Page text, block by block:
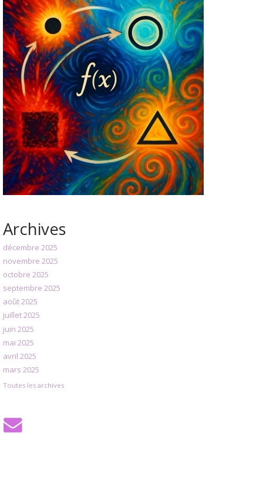
Archives
décembre 2025
novembre 2025
octobre 2025
septembre 2025
août 2025
juillet 2025
juin 2025
mai 2025
avril 2025
mars 2025
Toutes les archives